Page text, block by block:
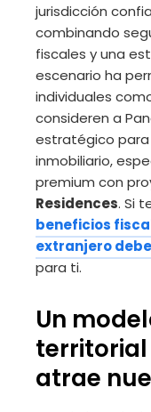
jurisdicción
combinando
fiscales y una
escenario ha
individuales
consideren a
estratégico
inmobiliario,
premium con
Residences. Si
beneficios
extranjero
para ti.
Un
atrae